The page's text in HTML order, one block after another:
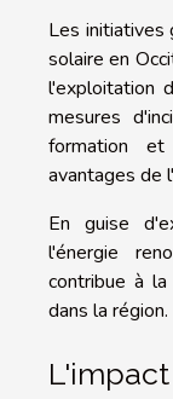
Les initiatives
solaire en
l'exploitation
mesures
formation
avantages de
En guise
l'énergie
contribue à
dans la région.